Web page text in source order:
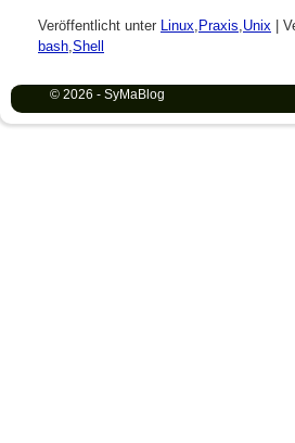
Veröffentlicht unter Linux, Praxis,Unix
bash,Shell
© 2026 - SyMaBlog